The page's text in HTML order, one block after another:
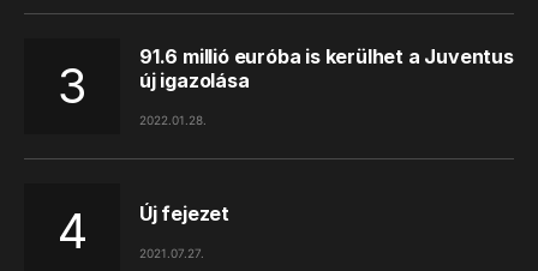
91.6 millió euróba is kerülhet a Juventus
új igazolása
2022.01.28.
Új fejezet
2021.07.27.